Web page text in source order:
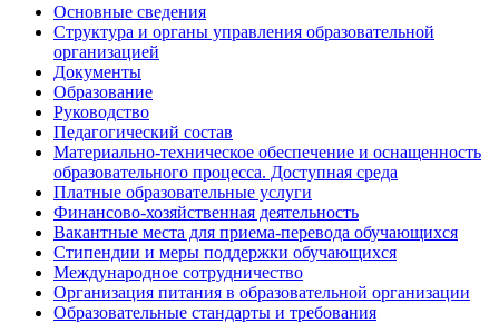
Основные сведения
Структура и органы управления образовательной
организацией
Документы
Образование
Руководство
Педагогический состав
Материально-техническое обеспечение и оснащенность
образовательного процесса. Доступная среда
Платные образовательные услуги
Финансово-хозяйственная деятельность
Вакантные места для приема-перевода обучающихся
Стипендии и меры поддержки обучающихся
Международное сотрудничество
Организация питания в образовательной организации
Образовательные стандарты и требования